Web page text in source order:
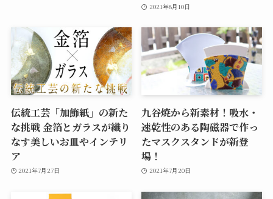
2021年8月10日
伝統工芸「加飾紙」の新た
な挑戦 金箔とガラスが織り
なす美しいお皿やインテリ
ア
2021年7月27日
九谷焼から新素材！吸水・
速乾性のある陶磁器で作っ
たマスクスタンドが新登
場！
2021年7月20日